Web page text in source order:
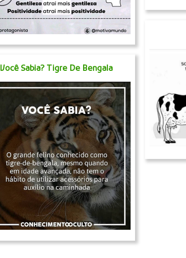
Você Sabia? Tigre De Bengala